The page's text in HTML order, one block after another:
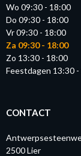
Wo 09:30 - 18:00
Do 09:30 - 18:00
Vr 09:30 - 18:00
Za 09:30 - 18:00
Zo 13:30 - 18:00
Feestdagen 13:30
CONTACT
2500 Lier